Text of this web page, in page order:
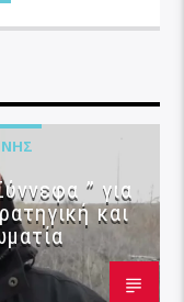
” για
και